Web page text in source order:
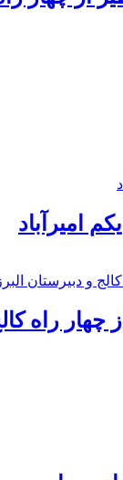
امیرآباد
راه كالج و